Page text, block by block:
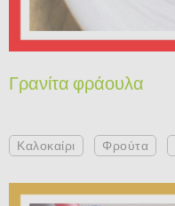
Γρανίτα φράουλα
Καλοκαίρι Φρούτα